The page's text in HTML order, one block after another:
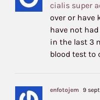
cialis super
over or have
have not
in the last 3
blood test to
enfotojem 9